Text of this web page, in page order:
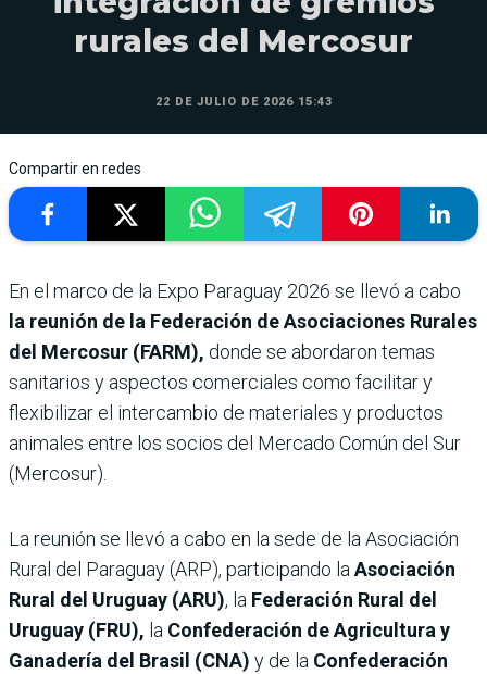
rurales del Mercosur
22 DE JULIO DE 2026 15:43
Compartir en redes
En el marco de la Expo Paraguay 2026 se llevó a cabo
la reunión de la Federación de Asociaciones Rurales
del Mercosur (FARM), donde se abordaron temas
sanitarios y aspectos comerciales como facilitar y
flexibilizar el intercambio de materiales y productos
animales entre los socios del Mercado Común del Sur
(Mercosur).
La reunión se llevó a cabo en la sede de la Asociación
Rural del Paraguay (ARP), participando laAsociación
Rural del Uruguay (ARU), la Federación Rural del
Uruguay (FRU), la Confederación de Agricultura y
Ganadería del Brasil (CNA) y de la Confederación